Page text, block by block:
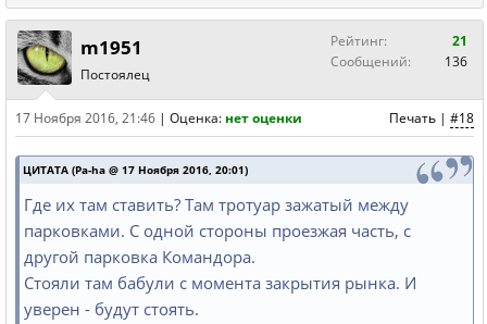
m1951
Постоялец
Рейтинг:
21
Сообщений:
136
Печать | #18
17 Ноября 2016, 21:46 | Оценка: нет оценки
ЦИТАТА (Pa-ha @ 17 Ноября 2016, 20:01)
Где их там ставить? Там тротуар зажатый между
парковками. С одной стороны проезжая часть, с
другой парковка Командора.
Стояли там бабули с момента закрытия рынка. И
уверен - будут стоять.